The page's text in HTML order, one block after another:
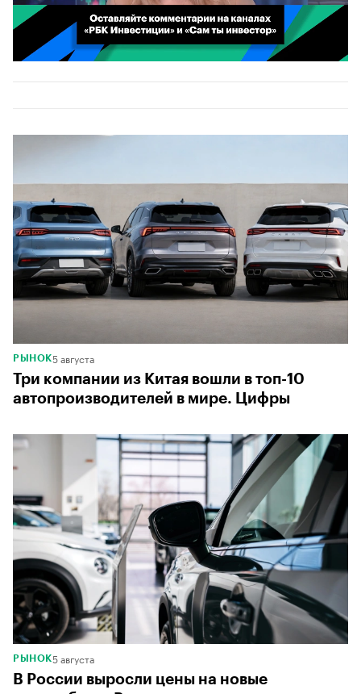
РЫНОК5 августа
Три компании из Китая вошли в топ-10
автопроизводителей в мире. Цифры
РЫНОК5 августа
В России выросли цены на новые